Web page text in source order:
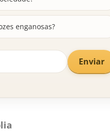
enganosas?
Enviar